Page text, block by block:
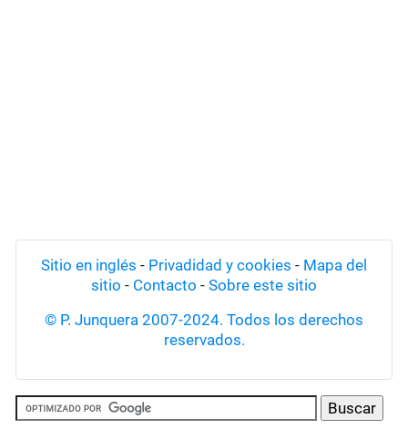
Sitio en inglés - Privadidad y cookies - Mapa del
sitio - Contacto - Sobre este sitio
© P. Junquera 2007-2024. Todos los derechos
reservados.